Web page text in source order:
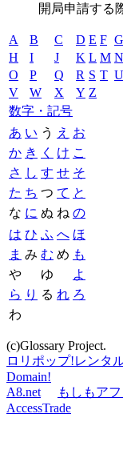
開局申請する
A B C D E F G
H
I J K L M N
O
P Q R S T U
V
W X Y Z
数字・記号
あ い う え お
か き く け こ
さ し す せ そ
た ち つ て と
な に ぬ ね の
は ひ ふ へ ほ
ま み む め も
や
ゆ
よ
ら り る れ ろ
わ
(c)Glossary Project.
ロリポップ!レンタ
Domain!
A8.net
もしもア
AccessTrade